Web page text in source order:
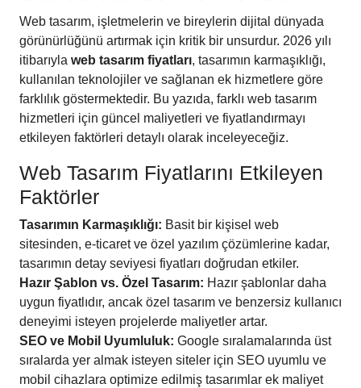
Web tasarım, işletmelerin ve bireylerin dijital dünyada
görünürlüğünü artırmak için kritik bir unsurdur. 2026 yılı
itibarıyla web tasarım fiyatları, tasarımın karmaşıklığı,
kullanılan teknolojiler ve sağlanan ek hizmetlere göre
farklılık göstermektedir. Bu yazıda, farklı web tasarım
hizmetleri için güncel maliyetleri ve fiyatlandırmayı
etkileyen faktörleri detaylı olarak inceleyeceğiz.
Web Tasarım Fiyatlarını Etkileyen
Faktörler
Tasarımın Karmaşıklığı: Basit bir kişisel web
sitesinden, e-ticaret ve özel yazılım çözümlerine kadar,
tasarımın detay seviyesi fiyatları doğrudan etkiler.
Hazır Şablon vs. Özel Tasarım: Hazır şablonlar daha
uygun fiyatlıdır, ancak özel tasarım ve benzersiz kullanıcı
deneyimi isteyen projelerde maliyetler artar.
SEO ve Mobil Uyumluluk: Google sıralamalarında üst
sıralarda yer almak isteyen siteler için SEO uyumlu ve
mobil cihazlara optimize edilmiş tasarımlar ek maliyet